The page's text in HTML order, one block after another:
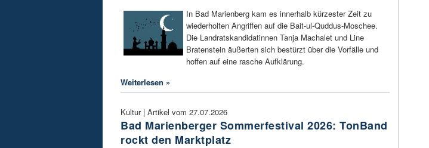
In Bad Marienberg kam es innerhalb kürzester Zeit zu
wiederholten Angriffen auf die Bait-ul-Quddus-Moschee.
Die Landratskandidatinnen Tanja Machalet und Line
Bratenstein äußerten sich bestürzt über die Vorfälle und
hoffen auf eine rasche Aufklärung.
Weiterlesen »
Kultur | Artikel vom 27.07.2026
Bad Marienberger Sommerfestival 2026: TonBand
rockt den Marktplatz